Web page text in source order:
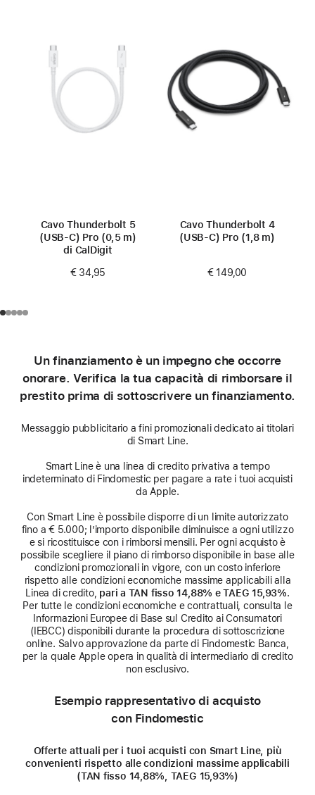
Cavo Thunderbolt 5
(USB-C) Pro (0,5 m)
di CalDigit
€ 34,95
Cavo Thunderbolt 4
(USB‑C) Pro (1,8 m)
€ 149,00
Un finanziamento è un impegno che occorre
onorare. Verifica la tua capacità di rimborsare il
prestito prima di sottoscrivere un finanziamento.
Messaggio pubblicitario a fini promozionali dedicato ai titolari
di Smart Line.
Smart Line è una linea di credito privativa a tempo
indeterminato di Findomestic per pagare a rate i tuoi acquisti
da Apple.
Con Smart Line è possibile disporre di un limite autorizzato
fino a € 5.000; l’importo disponibile diminuisce a ogni utilizzo
e si ricostituisce con i rimborsi mensili. Per ogni acquisto è
possibile scegliere il piano di rimborso disponibile in base alle
condizioni promozionali in vigore, con un costo inferiore
rispetto alle condizioni economiche massime applicabili alla
Linea di credito, pari a TAN fisso 14,88% e TAEG 15,93%.
Per tutte le condizioni economiche e contrattuali, consulta le
Informazioni Europee di Base sul Credito ai Consumatori
(IEBCC) disponibili durante la procedura di sottoscrizione
online. Salvo approvazione da parte di Findomestic Banca,
per la quale Apple opera in qualità di intermediario di credito
non esclusivo.
Esempio rappresentativo di acquisto
con Findomestic
Offerte attuali per i tuoi acquisti con Smart Line, più
convenienti rispetto alle condizioni massime applicabili
(TAN fisso 14,88%, TAEG 15,93%)